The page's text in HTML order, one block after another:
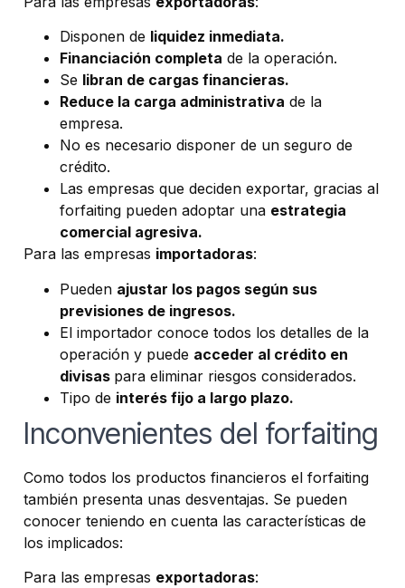
Disponen de liquidez inmediata.
Financiación completa de la operación.
Se libran de cargas financieras.
Reduce la carga administrativa de la
empresa.
No es necesario disponer de un seguro de
crédito.
Las empresas que deciden exportar, gracias al
forfaiting pueden adoptar una estrategia
comercial agresiva.
Para las empresas importadoras:
Pueden ajustar los pagos según sus
previsiones de ingresos.
El importador conoce todos los detalles de la
operación y puede acceder al crédito en
divisas para eliminar riesgos considerados.
Tipo de interés fijo a largo plazo.
Inconvenientes del forfaiting
Como todos los productos financieros el forfaiting
también presenta unas desventajas. Se pueden
conocer teniendo en cuenta las características de
los implicados:
Para las empresas exportadoras: